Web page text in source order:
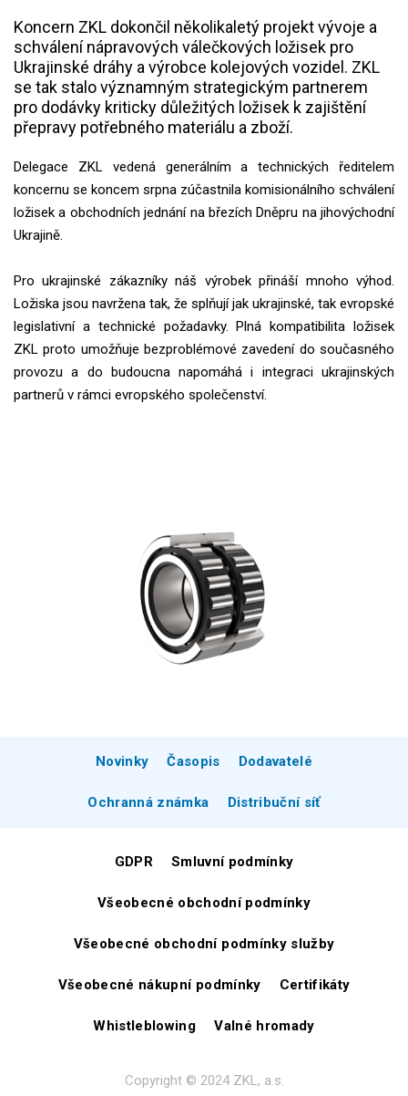
Koncern ZKL dokončil několikaletý projekt vývoje a
schválení nápravových válečkových ložisek pro
Ukrajinské dráhy a výrobce kolejových vozidel. ZKL
se tak stalo významným strategickým partnerem
pro dodávky kriticky důležitých ložisek k zajištění
přepravy potřebného materiálu a zboží.
Delegace ZKL vedená generálním a technických ředitelem
koncernu se koncem srpna zúčastnila komisionálního schválení
ložisek a obchodních jednání na březích Dněpru na jihovýchodní
Ukrajině.
Pro ukrajinské zákazníky náš výrobek přináší mnoho výhod.
Ložiska jsou navržena tak, že splňují jak ukrajinské, tak evropské
legislativní a technické požadavky. Plná kompatibilita ložisek
ZKL proto umožňuje bezproblémové zavedení do současného
provozu a do budoucna napomáhá i integraci ukrajinských
partnerů v rámci evropského společenství.
Novinky Časopis Dodavatelé
Ochranná známka Distribuční síť
GDPR Smluvní podmínky
Všeobecné obchodní podmínky
Všeobecné obchodní podmínky služby
Všeobecné nákupní podmínky Certifikáty
Whistleblowing Valné hromady
Copyright © 2024 ZKL, a.s.